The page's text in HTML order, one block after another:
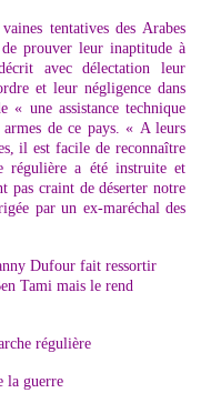
tentatives des Arabes
prouver leur inaptitude à
avec délectation leur
et leur négligence dans
une assistance technique
de ce pays. « A leurs
il est facile de reconnaître
régulière a été instruite et
pas craint de déserter notre
par un ex-maréchal des
Dufour fait ressortir
Tami mais le rend
régulière
la guerre